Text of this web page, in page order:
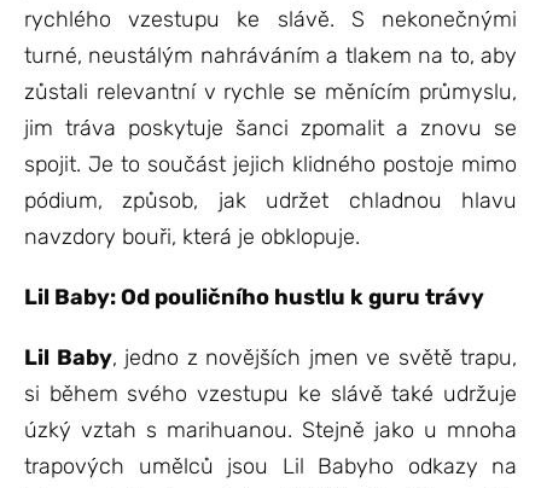
rychlého vzestupu ke slávě. S nekonečnými
turné, neustálým nahráváním a tlakem na to, aby
zůstali relevantní v rychle se měnícím průmyslu,
jim tráva poskytuje šanci zpomalit a znovu se
spojit. Je to součást jejich klidného postoje mimo
pódium, způsob, jak udržet chladnou hlavu
navzdory bouři, která je obklopuje.
Lil Baby: Od pouličního hustlu k guru trávy
Lil Baby, jedno z novějších jmen ve světě trapu,
si během svého vzestupu ke slávě také udržuje
úzký vztah s marihuanou. Stejně jako u mnoha
trapových umělců jsou Lil Babyho odkazy na